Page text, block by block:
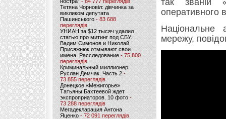
Тетяна Чорновіл: дівчинка за
викликом депутата
Пашинського- 83 688
переглядів
УНИАН за $12 тысяч удалил
статью про митинг под СБУ.
Вадим Симонов и Николай
Присяжнюк отмывают свои
имена. Расследование - 75 800
переглядів
Криминальный миллионер
Руслан Демчак. Часть 2-
73 855 переглядів
Донецкое «Межигорье»
Татьяны Бахтеевой ждет
экспроприаторов. 10 фото -
73 288 переглядів
Мегадекларация Антона
Яценко - 72 091 переглядів
так званій
оперативного
Національне
мережу,